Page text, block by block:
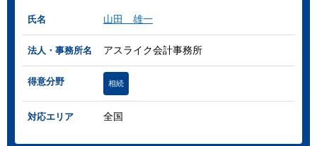
氏名 山田 雄一
法人・事務所名 アスライク会計事務所
得意分野 相続
対応エリア 全国